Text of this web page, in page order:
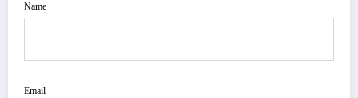
Name
Email